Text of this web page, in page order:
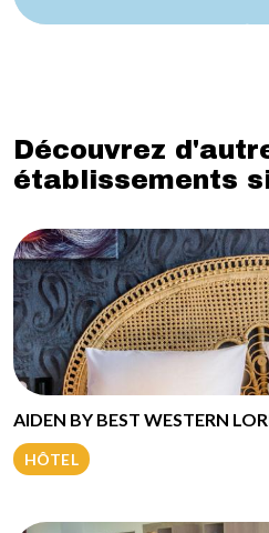
Découvrez
établissements
AIDEN BY BEST WESTERN
HÔTEL